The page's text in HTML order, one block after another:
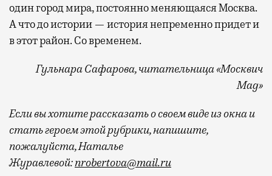
один город мира, постоянно меняющаяся Москва.
А что до истории — история непременно придет и
в этот район. Со временем.
Гульнара Сафарова, читательница «Москвич
Mag»
Если вы хотите рассказать о своем виде из окна и
стать героем этой рубрики, напишите,
пожалуйста, Наталье
Журавлевой:nrobertova@mail.ru